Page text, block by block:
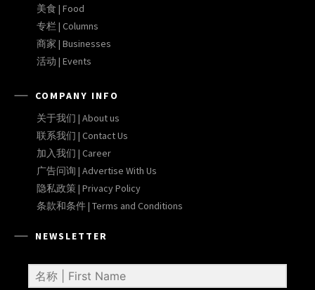
美食 | Food
专栏 | Columns
商家 | Businesses
活动 | Events
COMPANY INFO
关于我们 | About us
联系我们 | Contact Us
加入我们 | Career
广告问询 | Advertise With Us
隐私政策 | Privacy Policy
条款和条件 | Terms and Conditions
NEWSLETTER